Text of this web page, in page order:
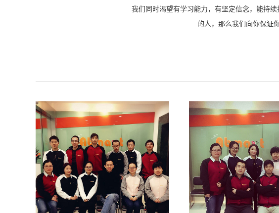
我们同时渴望有学习能力，有坚定信念，能持
的人，那么我们向你保证